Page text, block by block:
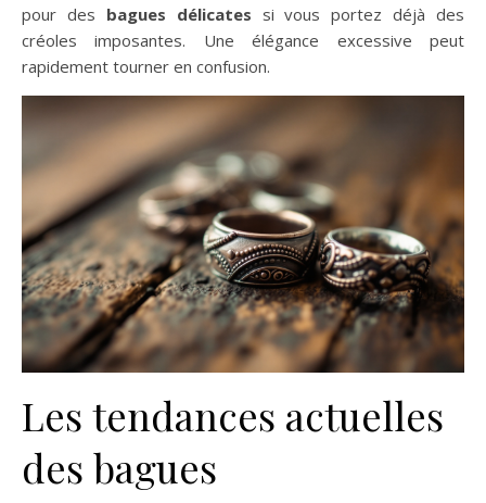
pour des bagues délicates si vous portez déjà des
créoles imposantes. Une élégance excessive peut
rapidement tourner en confusion.
Les tendances actuelles
des bagues